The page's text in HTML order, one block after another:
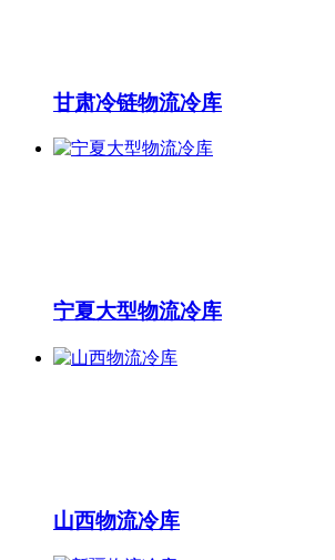
甘肃冷链物流冷库
宁夏大型物流冷库
山西物流冷库